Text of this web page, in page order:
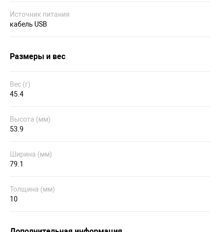
Источник питания
кабель USB
Размеры и вес
Вес (г)
45.4
Высота (мм)
53.9
Ширина (мм)
79.1
Толщина (мм)
10